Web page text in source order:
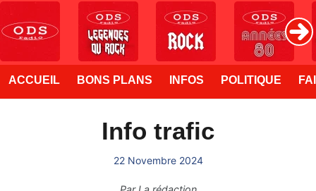
ACCUEIL BONS PLANS INFOS POLITIQUE
Info trafic
22 Novembre 2024